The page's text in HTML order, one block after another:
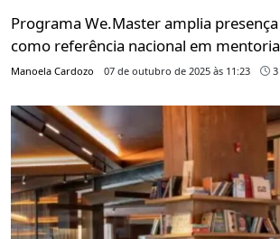
Programa We.Master amplia
como referência nacional em
Manoela Cardozo 07 de outubro de 2025 às 11:23